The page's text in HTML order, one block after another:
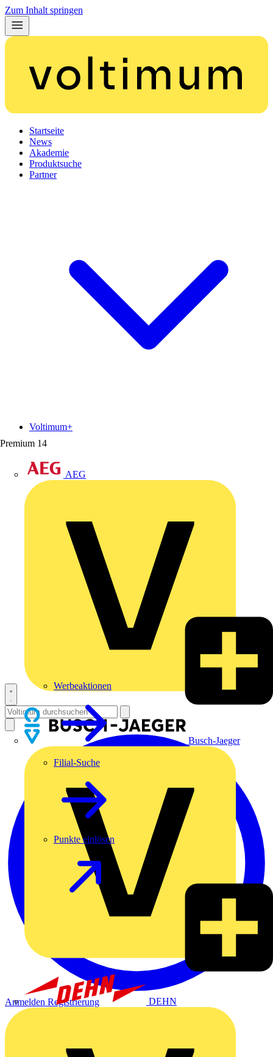
Zum Inhalt springen
Startseite
News
Akademie
Produktsuche
Partner
Premium 14
AEG
Busch-Jaeger
DEHN
Voltimum+
Werbeaktionen
Filial-Suche
Punkte einlösen
Anmelden Registrierung